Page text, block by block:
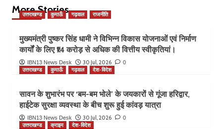
More Stories
उत्तराखण्ड कुमाऊँ गढ़वाल राजनीति
मुख्यमंत्री पुष्कर सिंह धामी ने विभिन्न विकास योजनाओं एवं निर्माण
कार्यों के लिए ₹14 करोड़ से अधिक की वित्तीय स्वीकृतियां।
IBN13 News Desk 30 Jul, 2026 0
उत्तराखण्ड कुमाऊँ गढ़वाल देश-विदेश
सावन के शुभारंभ पर ‘बम-बम भोले’ के जयकारों से गूंजा हरिद्वार,
हाईटेक सुरक्षा व्यवस्था के बीच शुरू हुई कांवड़ यात्रा
IBN13 News Desk 30 Jul, 2026 0
उत्तराखण्ड क्राइम देश-विदेश